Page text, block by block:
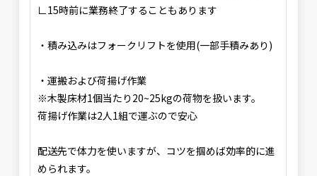
∟15時前に業務終了することもあります
・積み込みはフォークリフトを使用(一部手積みあり)
・運搬および荷揚げ作業
※木製床材1個当たり20~25kgの荷物を扱います。
荷揚げ作業は2人1組で運ぶので安心
配送先で体力を使いますが、コツを掴めば効率的に進
められます。